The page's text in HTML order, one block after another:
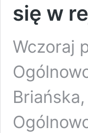
się w
Wczoraj